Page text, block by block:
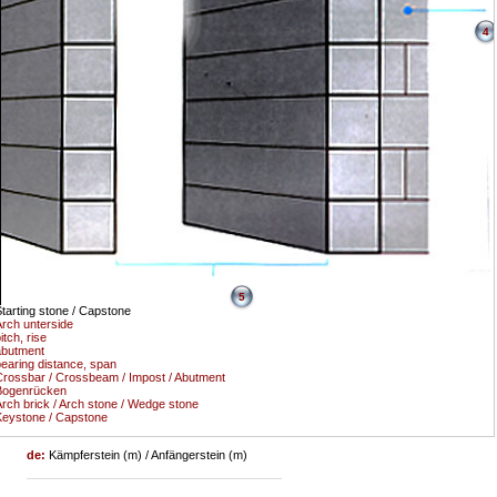
stone / Capstone
unterside
rise
4
distance, span
5
/ Crossbeam / Impost / Abutment
brick / Arch stone / Wedge stone
/ Capstone
de: Kämpferstein (m) / Anfängerstein (m)